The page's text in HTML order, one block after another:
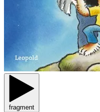
fragment